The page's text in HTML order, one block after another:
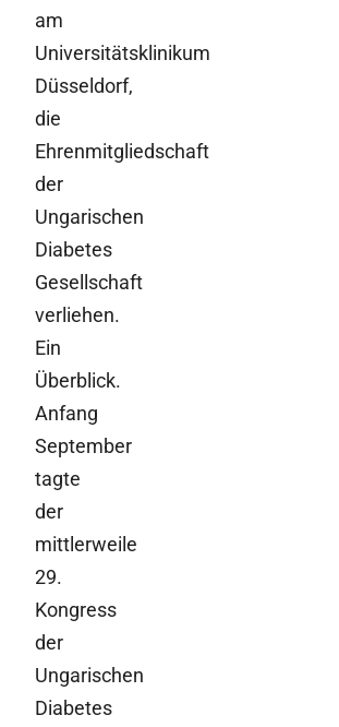
am
Universitätsklinikum
Düsseldorf,
die
Ehrenmitgliedschaft
der
Ungarischen
Diabetes
Gesellschaft
verliehen.
Ein
Überblick.
Anfang
September
tagte
der
mittlerweile
29.
Kongress
der
Ungarischen
Diabetes